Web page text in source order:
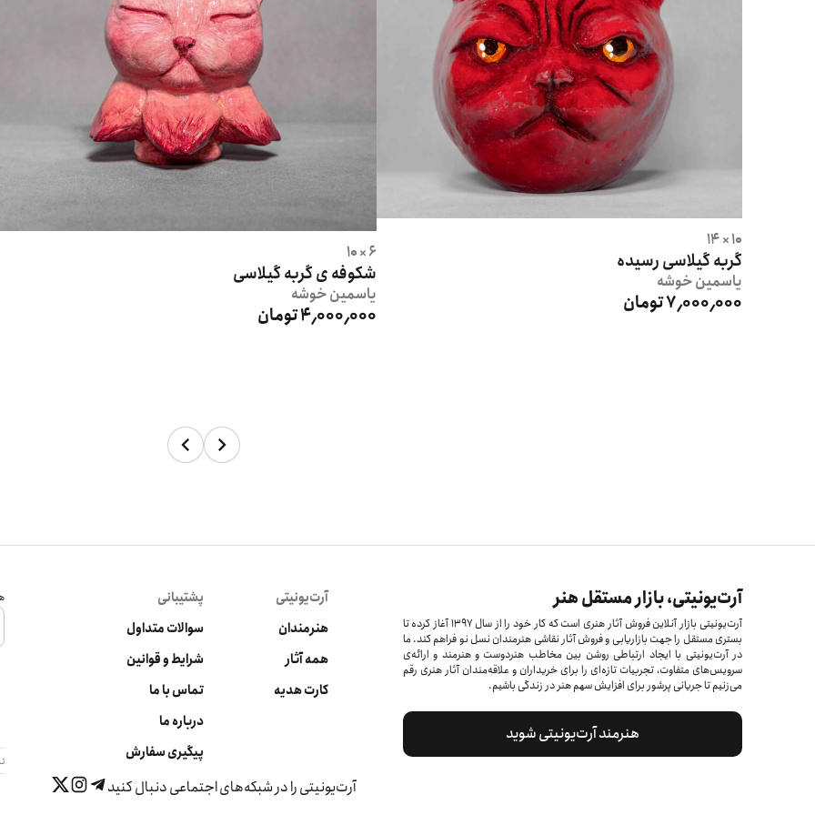
10 × 14
گربه گيلاسى رسيده
یاسمینخوشه
7٬000٬000 تومان
6 × 10
شكوفه ى گربه گيلاسى
یاسمینخوشه
4٬000٬000 تومان
آرت‌یونیتی، بازار مستقل هنر
آرت‌یونیتی بازار آنلاین فروش آثار هنری است که کار خود را از سال ۱۳۹۷ آغاز کرده‌ تا
بستری مستقل را جهت بازاریابی و فروش آثار نقاشی هنرمندان نسل نو فراهم کند. ما
در آرت‌یونیتی با ایجاد ارتباطی روشن بین مخاطب هنردوست و هنرمند و ارائه‌ی
سرویس‌های متفاوت، تجربیات تازه‌ای را برای خریداران و علاقه‌مندان آثار هنری رقم
می‌زنیم تا جریانی پرشور برای افزایش سهم هنر در زندگی باشیم.
هنرمند آرت‌یونیتی شوید
آرت‌یونیتی
هنرمندان
همه آثار
کارت هدیه
پشتیبانی
سوالات متداول
شرایط و قوانین
تماس با ما
درباره ما
پیگیری سفارش
آرت‌یونیتی را در شبکه‌های اجتماعی دنبال کنید